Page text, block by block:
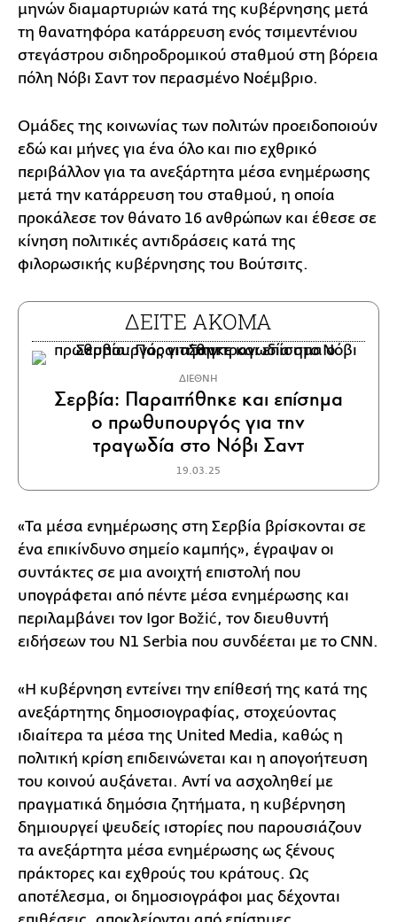
μηνών διαμαρτυριών κατά της κυβέρνησης μετά
τη θανατηφόρα κατάρρευση ενός τσιμεντένιου
στεγάστρου σιδηροδρομικού σταθμού στη βόρεια
πόλη Νόβι Σαντ τον περασμένο Νοέμβριο.
Ομάδες της κοινωνίας των πολιτών προειδοποιούν
εδώ και μήνες για ένα όλο και πιο εχθρικό
περιβάλλον για τα ανεξάρτητα μέσα ενημέρωσης
μετά την κατάρρευση του σταθμού, η οποία
προκάλεσε τον θάνατο 16 ανθρώπων και έθεσε σε
κίνηση πολιτικές αντιδράσεις κατά της
φιλορωσικής κυβέρνησης του Βούτσιτς.
ΔΕΙΤΕ ΑΚΟΜΑ
ΔΙΕΘΝΗ
Σερβία: Παραιτήθηκε και επίσημα
ο πρωθυπουργός για την
τραγωδία στο Νόβι Σαντ
19.03.25
«Τα μέσα ενημέρωσης στη Σερβία βρίσκονται σε
ένα επικίνδυνο σημείο καμπής», έγραψαν οι
συντάκτες σε μια ανοιχτή επιστολή που
υπογράφεται από πέντε μέσα ενημέρωσης και
περιλαμβάνει τον Igor Božić, τον διευθυντή
ειδήσεων του N1 Serbia που συνδέεται με το CNN.
«Η κυβέρνηση εντείνει την επίθεσή της κατά της
ανεξάρτητης δημοσιογραφίας, στοχεύοντας
ιδιαίτερα τα μέσα της United Media, καθώς η
πολιτική κρίση επιδεινώνεται και η απογοήτευση
του κοινού αυξάνεται. Αντί να ασχοληθεί με
πραγματικά δημόσια ζητήματα, η κυβέρνηση
δημιουργεί ψευδείς ιστορίες που παρουσιάζουν
τα ανεξάρτητα μέσα ενημέρωσης ως ξένους
πράκτορες και εχθρούς του κράτους. Ως
αποτέλεσμα, οι δημοσιογράφοι μας δέχονται